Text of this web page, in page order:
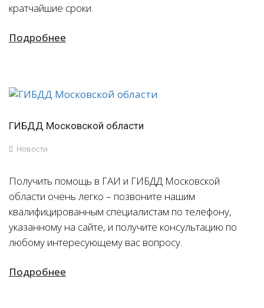
кратчайшие сроки.
Подробнее
ГИБДД Московской области
Новости
Получить помощь в ГАИ и ГИБДД Московской
области очень легко – позвоните нашим
квалифицированным специалистам по телефону,
указанному на сайте, и получите консультацию по
любому интересующему вас вопросу.
Подробнее